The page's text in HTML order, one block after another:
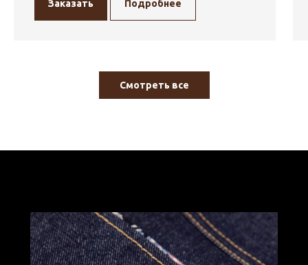
Заказать Подробнее
Смотреть все